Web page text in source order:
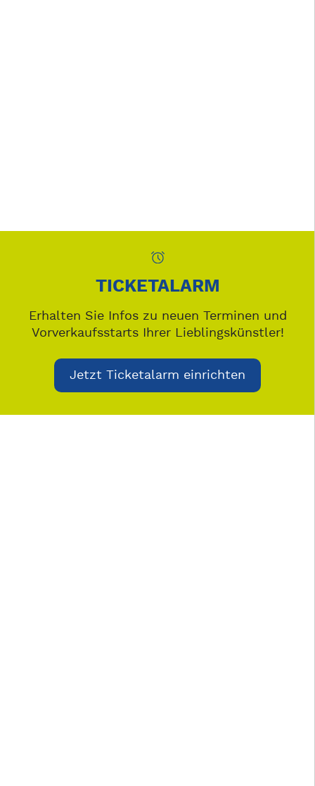
TICKETALARM
Erhalten Sie Infos zu neuen Terminen und
Vorverkaufsstarts Ihrer Lieblingskünstler!
Jetzt Ticketalarm einrichten